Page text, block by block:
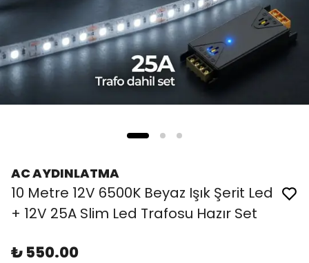
AC AYDINLATMA
10 Metre 12V 6500K Beyaz Işık Şerit Led
+ 12V 25A Slim Led Trafosu Hazır Set
₺ 550.00